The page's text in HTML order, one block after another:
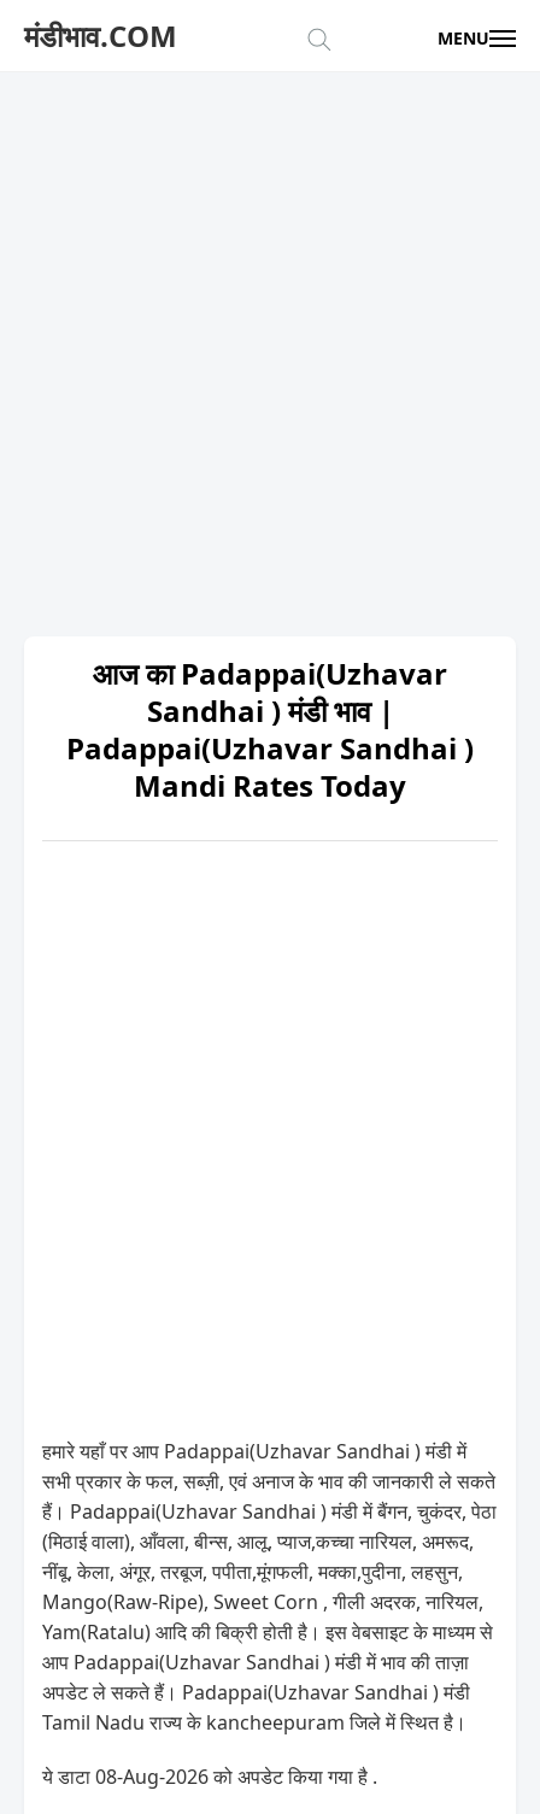
मंडीभाव.COM MENU
आज का Padappai(Uzhavar
Sandhai ) मंडी भाव |
Padappai(Uzhavar Sandhai )
Mandi Rates Today
हमारे यहाँ पर आप Padappai(Uzhavar Sandhai ) मंडी में
सभी प्रकार के फल, सब्ज़ी, एवं अनाज के भाव की जानकारी ले सकते
हैं। Padappai(Uzhavar Sandhai ) मंडी में बैंगन, चुकंदर, पेठा
(मिठाई वाला), आँवला, बीन्स, आलू, प्याज,कच्चा नारियल, अमरूद,
नींबू, केला, अंगूर, तरबूज, पपीता,मूंगफली, मक्का,पुदीना, लहसुन,
Mango(Raw-Ripe), Sweet Corn , गीली अदरक, नारियल,
Yam(Ratalu) आदि की बिक्री होती है। इस वेबसाइट के माध्यम से
आप Padappai(Uzhavar Sandhai ) मंडी में भाव की ताज़ा
अपडेट ले सकते हैं। Padappai(Uzhavar Sandhai ) मंडी
Tamil Nadu राज्य के kancheepuram जिले में स्थित है।
ये डाटा 08-Aug-2026 को अपडेट किया गया है .